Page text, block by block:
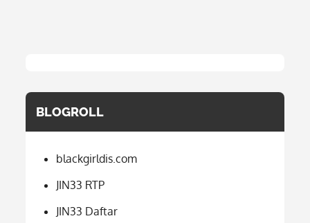
BLOGROLL
blackgirldis.com
JIN33 RTP
JIN33 Daftar